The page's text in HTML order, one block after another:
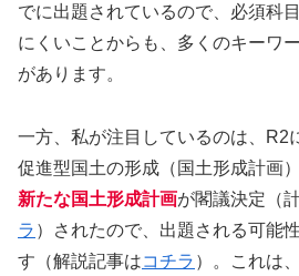
でに出題されているので、必須科
にくいことからも、多くのキーワ
があります。
一方、私が注目しているのは、R2
促進型国土の形成（国土形成計画
新たな国土形成計画が閣議決定（
ラ ）されたので、出題される可能
す（解説記事はコチラ ）。これは